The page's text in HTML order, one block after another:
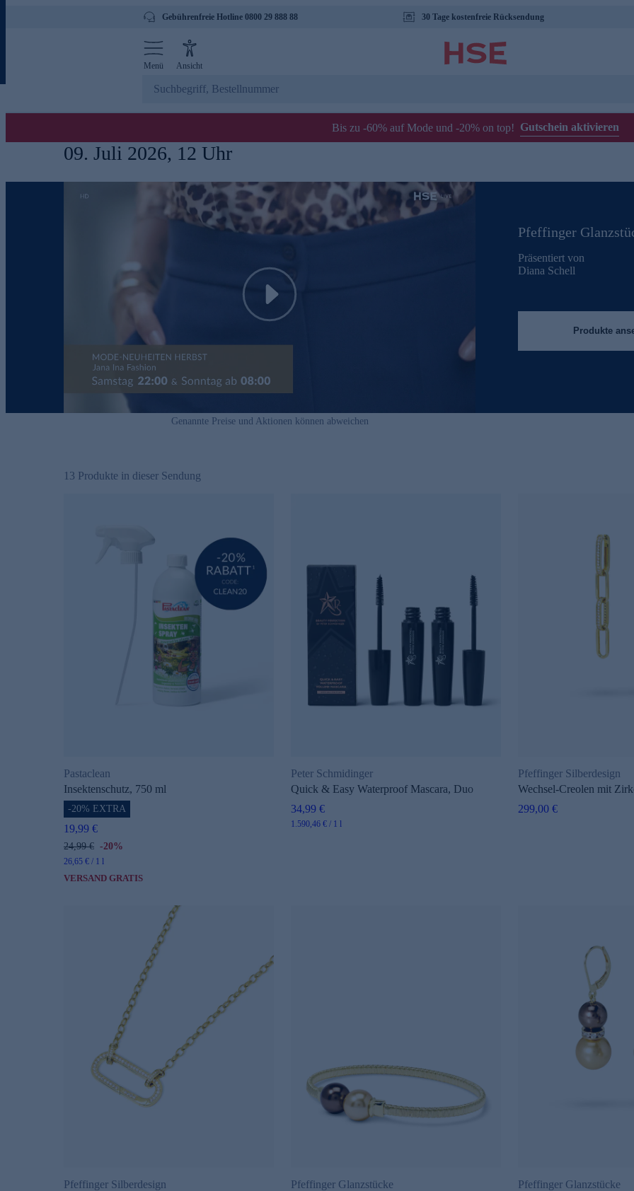
Gebührenfreie Hotline 0800 29 888 88 30 Tage kostenfreie Rücksendung
Menü Ansicht
Bis zu -60% auf Mode und -20% on top! Gutschein aktivieren
09. Juli 2026, 12 Uhr
Play
Pfeffinger
Präsentiert von
Diana Schell
Produkte
Genannte Preise und Aktionen können abweichen
13 Produkte in dieser Sendung
Pastaclean
Insektenschutz, 750 ml
-20% EXTRA
19,99 €
24,99 € -20%
26,65 € / 1 l
VERSAND GRATIS
Peter Schmidinger
Quick & Easy Waterproof Mascara, Duo
34,99 €
1.590,46 € / 1 l
Pfeffinger Silberdesign
Wechsel-Creolen mit
299,00 €
Pfeffinger Silberdesign
Pfeffinger Glanzstücke
Pfeffinger Glanzstücke